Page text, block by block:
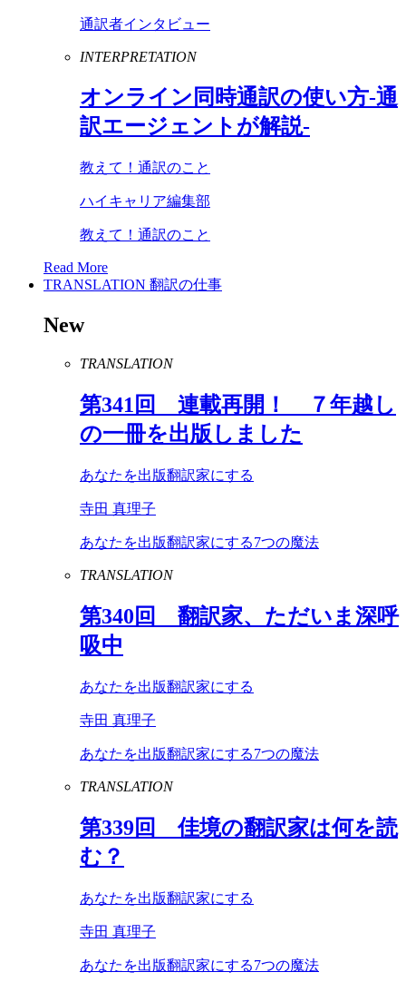
通訳者インタビュー
INTERPRETATION
オンライン同時通訳の使い方-通
訳エージェントが解説-
教えて！通訳のこと
ハイキャリア編集部
教えて！通訳のこと
Read More
TRANSLATION 翻訳の仕事
New
TRANSLATION
第341 回 連載再開！ ７年越し
の一冊を出版しました
あなたを出版翻訳家にする
寺田 真理子
あなたを出版翻訳家にする7つの魔法
TRANSLATION
第340回 翻訳家、ただいま深呼
吸中
あなたを出版翻訳家にする
寺田 真理子
あなたを出版翻訳家にする7つの魔法
TRANSLATION
第339回 佳境の翻訳家は何を読
む？
あなたを出版翻訳家にする
寺田 真理子
あなたを出版翻訳家にする7つの魔法